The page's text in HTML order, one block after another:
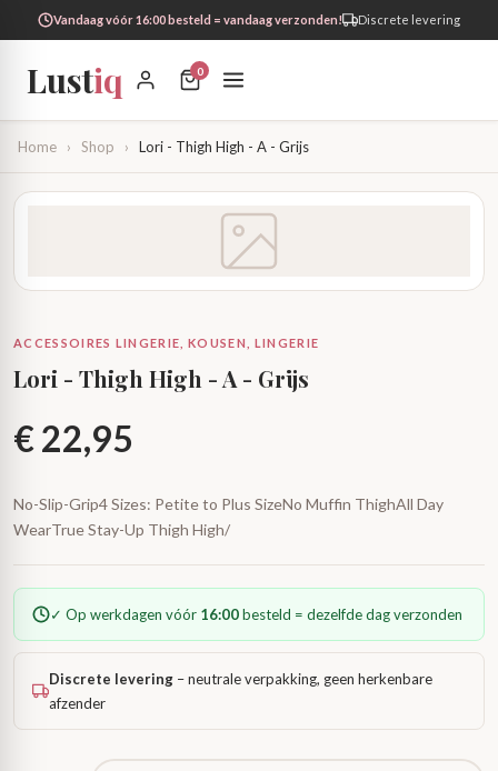
Vandaag vóór 16:00 besteld = vandaag verzonden! Discrete levering
Lustiq 0
Home › Shop › Lori - Thigh High - A - Grijs
ACCESSOIRES LINGERIE, KOUSEN, LINGERIE
Lori - Thigh High - A - Grijs
€22,95
No-Slip-Grip4 Sizes: Petite to Plus SizeNo Muffin ThighAll Day
WearTrue Stay-Up Thigh High/
✓ Op werkdagen vóór 16:00besteld = dezelfde dag verzonden
Discrete levering – neutrale verpakking, geen herkenbare
afzender